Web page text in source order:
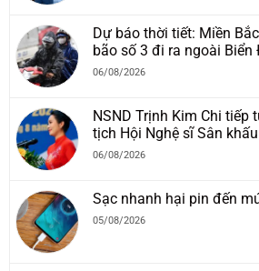
Dự báo thời tiết: Miền
bão số 3 đi ra ngoài Biển
06/08/2026
NSND Trịnh Kim Chi tiếp
tịch Hội Nghệ sĩ Sân
06/08/2026
Sạc nhanh hại pin đến
05/08/2026